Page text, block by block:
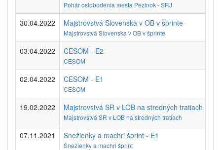
Pohár oslobodenia mesta Pezinok - SRJ
30.04.2022 Majstrovstvá Slovenska v OB v šprinte
Majstrovstvá Slovenska v OB v šprinte
03.04.2022 CESOM - E2
CESOM
02.04.2022 CESOM - E1
CESOM
19.02.2022 Majstrovstvá SR v LOB na stredných tratiach - E1
Majstrovstvá SR v LOB na stredných tratiach
07.11.2021 Snežienky a machri šprint - E1
Snežienky a machri šprint